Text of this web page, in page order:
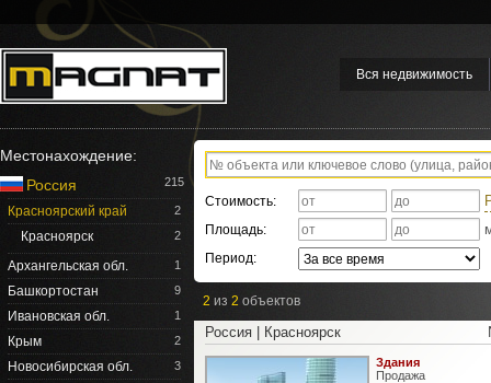
Вся недвижимость
Местонахождение:
Россия
215
Красноярский край 2
Красноярск 2
Архангельская обл. 1
Башкортостан 9
Ивановская обл. 1
Крым 2
Новосибирская обл. 3
Стоимость:
Площадь:
Период:
2 из 2 объектов
Россия | Красноярск
Здания
Продажа